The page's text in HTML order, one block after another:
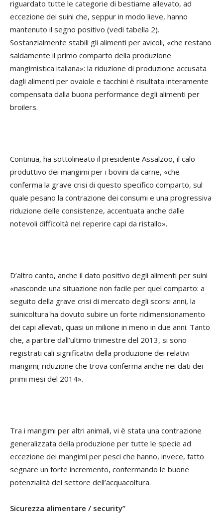
riguardato tutte le categorie di bestiame allevato, ad
eccezione dei suini che, seppur in modo lieve, hanno
mantenuto il segno positivo (vedi tabella 2).
Sostanzialmente stabili gli alimenti per avicoli, «che restano
saldamente il primo comparto della produzione
mangimistica italiana»: la riduzione di produzione accusata
dagli alimenti per ovaiole e tacchini è risultata interamente
compensata dalla buona performance degli alimenti per
broilers.
Continua, ha sottolineato il presidente Assalzoo, il calo
produttivo dei mangimi per i bovini da carne, «che
conferma la grave crisi di questo specifico comparto, sul
quale pesano la contrazione dei consumi e una progressiva
riduzione delle consistenze, accentuata anche dalle
notevoli difficoltà nel reperire capi da ristallo».
D’altro canto, anche il dato positivo degli alimenti per suini
«nasconde una situazione non facile per quel comparto: a
seguito della grave crisi di mercato degli scorsi anni, la
suinicoltura ha dovuto subire un forte ridimensionamento
dei capi allevati, quasi un milione in meno in due anni. Tanto
che, a partire dall’ultimo trimestre del 2013, si sono
registrati cali significativi della produzione dei relativi
mangimi; riduzione che trova conferma anche nei dati dei
primi mesi del 2014».
Tra i mangimi per altri animali, vi è stata una contrazione
generalizzata della produzione per tutte le specie ad
eccezione dei mangimi per pesci che hanno, invece, fatto
segnare un forte incremento, confermando le buone
potenzialità del settore dell’acquacoltura.
Sicurezza alimentare / security”